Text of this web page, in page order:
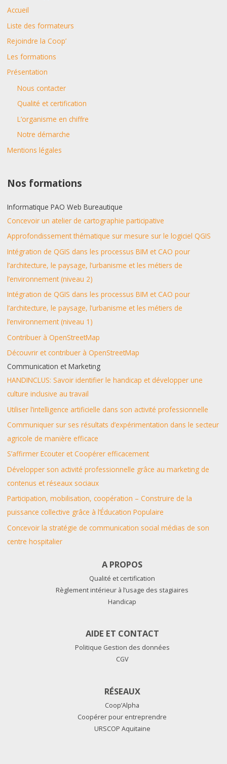
Accueil
Liste des formateurs
Rejoindre la Coop’
Les formations
Présentation
Nous contacter
Qualité et certification
L’organisme en chiffre
Notre démarche
Mentions légales
Nos formations
Informatique PAO Web Bureautique
Concevoir un atelier de cartographie participative
Approfondissement thématique sur mesure sur le logiciel QGIS
Intégration de QGIS dans les processus BIM et CAO pour
l’architecture, le paysage, l’urbanisme et les métiers de
l’environnement (niveau 2)
Intégration de QGIS dans les processus BIM et CAO pour
l’architecture, le paysage, l’urbanisme et les métiers de
l’environnement (niveau 1)
Contribuer à OpenStreetMap
Découvrir et contribuer à OpenStreetMap
Communication et Marketing
HANDINCLUS: Savoir identifier le handicap et développer une
culture inclusive au travail
Utiliser l’intelligence artificielle dans son activité professionnelle
Communiquer sur ses résultats d’expérimentation dans le secteur
agricole de manière efficace
S’affirmer Ecouter et Coopérer efficacement
Développer son activité professionnelle grâce au marketing de
contenus et réseaux sociaux
Participation, mobilisation, coopération – Construire de la
puissance collective grâce à l’Éducation Populaire
Concevoir la stratégie de communication social médias de son
centre hospitalier
A PROPOS
Qualité et certification
Règlement intérieur à l’usage des stagiaires
Handicap
AIDE ET CONTACT
Politique Gestion des données
CGV
RÉSEAUX
Coop’Alpha
Coopérer pour entreprendre
URSCOP Aquitaine